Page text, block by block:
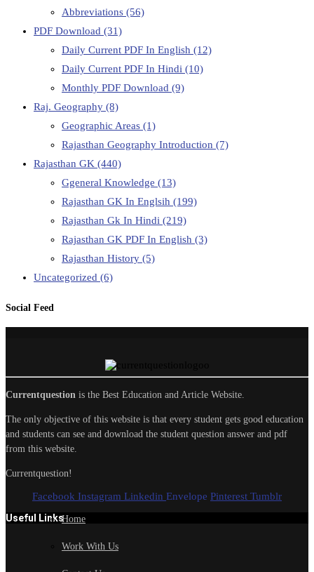
Abbreviations (56)
PDF Download (31)
Daily Current PDF In English (12)
Daily Current PDF In Hindi (10)
Monthly PDF Download (9)
Raj. Geography (8)
Geographic Areas (1)
Rajasthan Geography Introduction (7)
Rajasthan GK (440)
Ggeneral Knowledge (13)
Rajasthan GK In Englsih (199)
Rajasthan Gk In Hindi (219)
Rajasthan GK PDF In English (3)
Rajasthan History (5)
Uncategorized (6)
Social Feed
Currentquestion is the Best Education and Article Website.
The only objective of this website is that every student gets good education
and students can see and download the student question answer and pdf
from this website.
Currentquestion!
Facebook Instagram Linkedin Envelope Pinterest Tumblr
Useful LinksHome
Work With Us